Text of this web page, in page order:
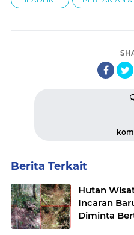
Berita Terkait
Hutan
Incaran
Diminta